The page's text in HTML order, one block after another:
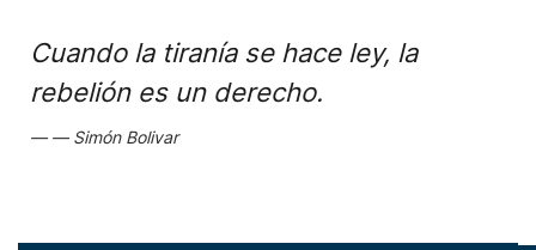
Cuando la tiranía se hace ley, la
rebelión es un derecho.
Simón Bolivar